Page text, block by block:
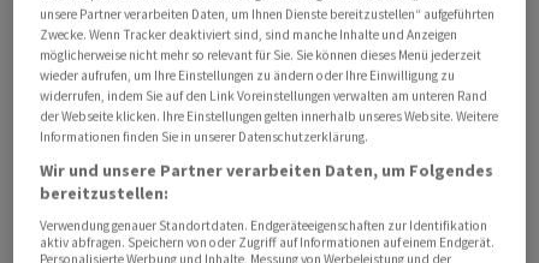
Lindt & Sprünglihat sein Aktienrückkaufprogramm, das
im August 2024 begann, bereits am 9. April 2026 vorzeitig
abgeschlossen. Insgesamt wurden 601 Namenaktien
und 39'420 Partizipationsscheine im Gesamtwert von
499,3 Millionen Franken zurückgekauft.
unsere Partner verarbeiten Daten, um Ihnen Dienste bereitzustellen“ aufgeführten
Zwecke. Wenn Tracker deaktiviert sind, sind manche Inhalte und Anzeigen
möglicherweise nicht mehr so relevant für Sie. Sie können dieses Menü jederzeit
wieder aufrufen, um Ihre Einstellungen zu ändern oder Ihre Einwilligung zu
widerrufen, indem Sie auf den Link Voreinstellungen verwalten am unteren Rand
der Webseite klicken. Ihre Einstellungen gelten innerhalb unseres Website. Weitere
Informationen finden Sie in unserer Datenschutzerklärung.
Wir und unsere Partner verarbeiten Daten, um Folgendes
bereitzustellen:
Verwendung genauer Standortdaten. Endgeräteeigenschaften zur Identifikation
aktiv abfragen. Speichern von oder Zugriff auf Informationen auf einem Endgerät.
Personalisierte Werbung und Inhalte, Messung von Werbeleistung und der